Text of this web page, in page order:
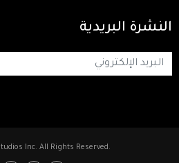
النشرة البريدية
Inc. All Rights Reserved.